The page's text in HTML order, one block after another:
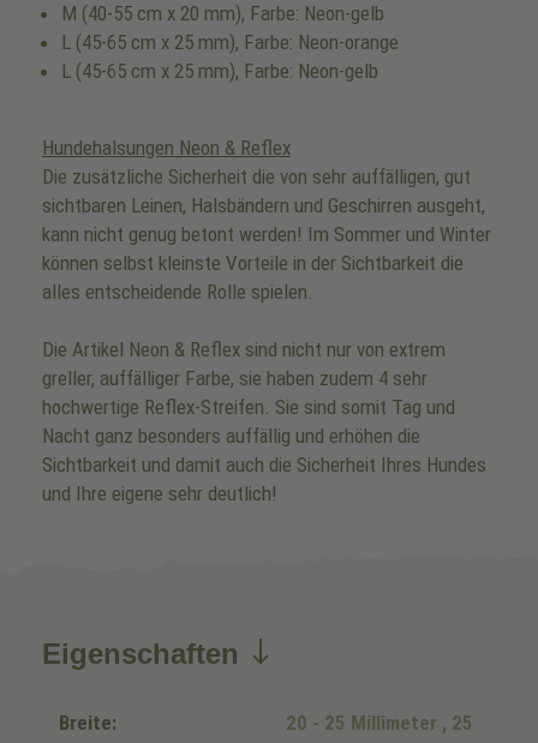
M (40-55 cm x 20 mm), Farbe: Neon-gelb
L (45-65 cm x 25 mm), Farbe: Neon-orange
L (45-65 cm x 25 mm), Farbe: Neon-gelb
Hundehalsungen Neon & Reflex
Die zusätzliche Sicherheit die von sehr auffälligen, gut
sichtbaren Leinen, Halsbändern und Geschirren ausgeht,
kann nicht genug betont werden! Im Sommer und Winter
können selbst kleinste Vorteile in der Sichtbarkeit die
alles entscheidende Rolle spielen.
Die Artikel Neon & Reflex sind nicht nur von extrem
greller, auffälliger Farbe, sie haben zudem 4 sehr
hochwertige Reflex-Streifen. Sie sind somit Tag und
Nacht ganz besonders auffällig und erhöhen die
Sichtbarkeit und damit auch die Sicherheit Ihres Hundes
und Ihre eigene sehr deutlich!
Eigenschaften
Breite: 20 - 25 Millimeter , 25